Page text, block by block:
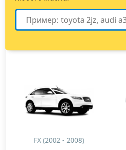
FX (2002 - 2008)